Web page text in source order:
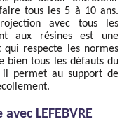
tous les 5 à 10 ans.
avec tous les
aux résines est une
respecte les normes
bien tous les défauts du
permet au support de
LEFEBVRE